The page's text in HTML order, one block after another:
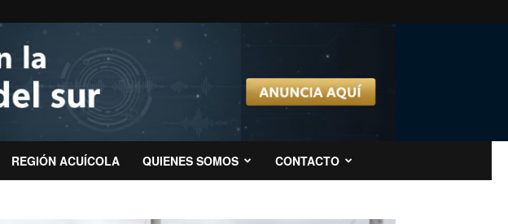
REGIÓN ACUÍCOLA QUIENES SOMOS CONTACTO